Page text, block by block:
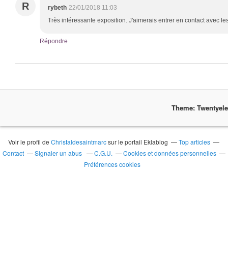
R rybeth 22/01/2018 11:03
Très intéressante exposition. J'aimerais entrer en contact avec
Répondre
Theme:
Voir le profil deChristaldesaintmarcsur le portail Eklablog
Top articles
Contact
Signaler un abus C.G.U.
Cookies et données personnelles
Préférences cookies